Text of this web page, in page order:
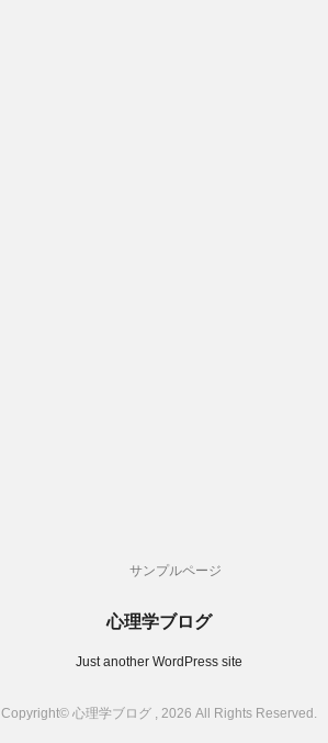
サンプルページ
心理学ブログ
Just another WordPress site
Copyright© 心理学ブログ , 2026 All Rights Reserved.